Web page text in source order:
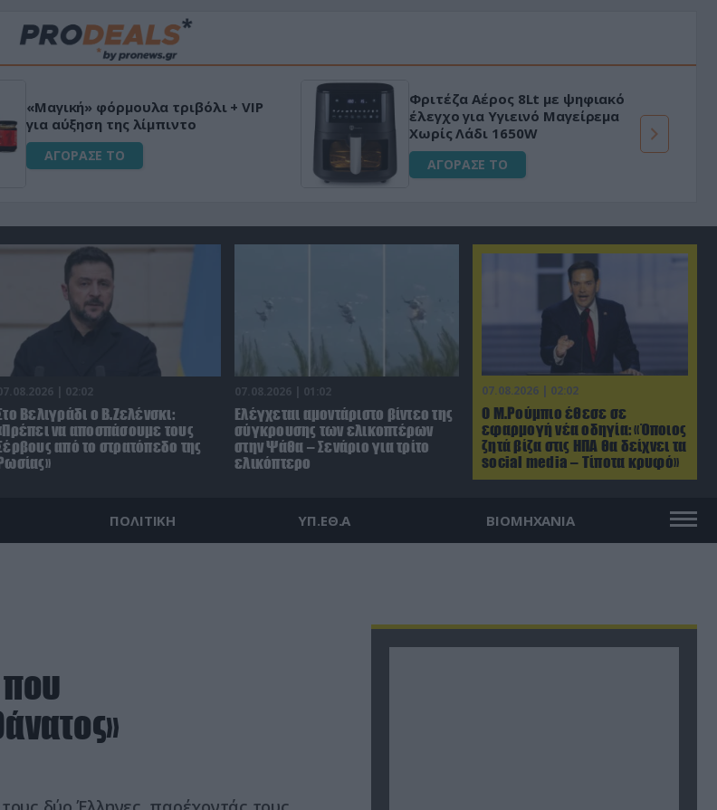
Μεταμόρφωσε τον κήπο σου με το
Ultra Box Μίνι Αλυσοπρίονο με
μπαταρία λιθίου
ΑΓΟΡΑΣΕ ΤΟ
«Μαγική» φόρμουλα τριβόλι + VIP
για αύξηση της λίμπιντο
ΑΓΟΡΑΣΕ ΤΟ
07.08.2026 | 02:02
Ο Μ.Ρούμπιο έθεσε σε
εφαρμογή νέα οδηγία: «Όποιος
ζητά βίζα στις ΗΠΑ θα δείχνει τα
social media – Τίποτα κρυφό»
| 02:02
Βελιγράδι ο Β.Ζελένσκι:
να αποσπάσουμε τους
από το στρατόπεδο της
07.08.2026 | 01:02
Ελέγχεται αμοντάριστο βίντεο της
σύγκρουσης των ελικοπτέρων
στην Ψάθα – Σενάριο για τρίτο
ελικόπτερο
ΠΟΛΙΤΙΚΗ ΥΠ.ΕΘ.Α ΒΙΟΜΗΧΑΝΙΑ